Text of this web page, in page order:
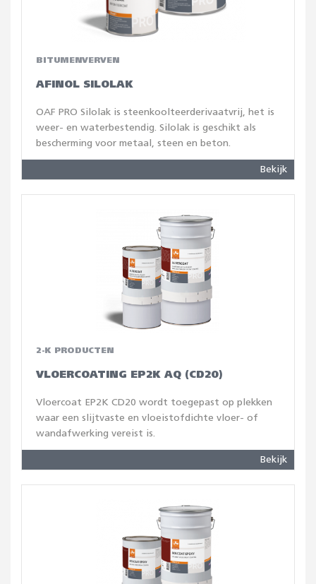
BITUMENVERVEN
AFINOL SILOLAK
OAF PRO Silolak is steenkoolteerderivaatvrij, het is
weer- en waterbestendig. Silolak is geschikt als
bescherming voor metaal, steen en beton.
Bekijk
2-K PRODUCTEN
VLOERCOATING EP2K AQ (CD20)
Vloercoat EP2K CD20 wordt toegepast op plekken
waar een slijtvaste en vloeistofdichte vloer- of
wandafwerking vereist is.
Bekijk